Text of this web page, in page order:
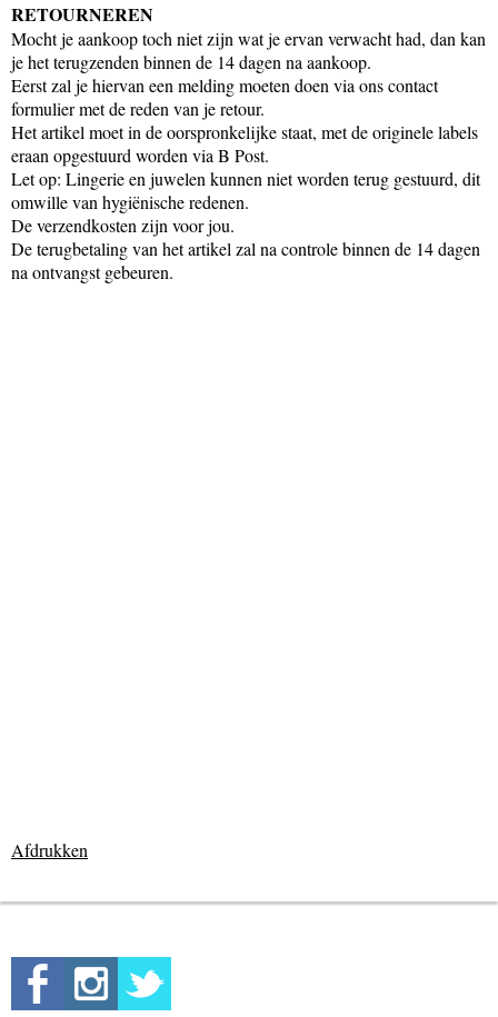
RETOURNEREN
Mocht je aankoop toch niet zijn wat je ervan verwacht had, dan kan
je het terugzenden binnen de 14 dagen na aankoop.
Eerst zal je hiervan een melding moeten doen via ons contact
formulier met de reden van je retour.
Het artikel moet in de oorspronkelijke staat, met de originele labels
eraan opgestuurd worden via B Post.
Let op: Lingerie en juwelen kunnen niet worden terug gestuurd, dit
omwille van hygiënische redenen.
De verzendkosten zijn voor jou.
De terugbetaling van het artikel zal na controle binnen de 14 dagen
na ontvangst gebeuren.
Afdrukken